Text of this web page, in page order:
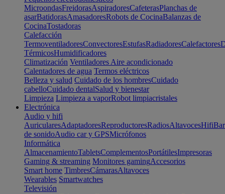
MicroondasFreidorasAspiradoresCafeterasPlanchas de
asarBatidorasAmasadoresRobots de CocinaBalanzas de
CocinaTostadoras
Calefacción
TermoventiladoresConvectoresEstufasRadiadoresCalefactores
TérmicosHumidificadores
Climatización Ventiladores Aire acondicionado
Calentadores de agua Termos eléctricos
Belleza y salud Cuidado de los hombresCuidado
cabelloCuidado dentalSalud y bienestar
Limpieza Limpieza a vaporRobot limpiacristales
Electrónica
Audio y hifi
AuricularesAdaptadoresReproductoresRadiosAltavocesHifi
de sonidoAudio car y GPSMicrófonos
Informática
AlmacenamientoTabletsComplementosPortátilesImpresoras
Gaming & streaming Monitores gamingAccesorios
Smart home TimbresCámarasAltavoces
Wearables Smartwatches
Televisión